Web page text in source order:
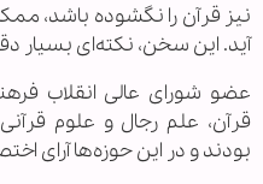
نیز قرآن را نگشوده باشد،
آید. این سخن، نکته‌ای بسیار
عضو شورای عالی انقلاب
قرآن، علم رجال و علوم
بودند و در این حوزه‌ها آرای